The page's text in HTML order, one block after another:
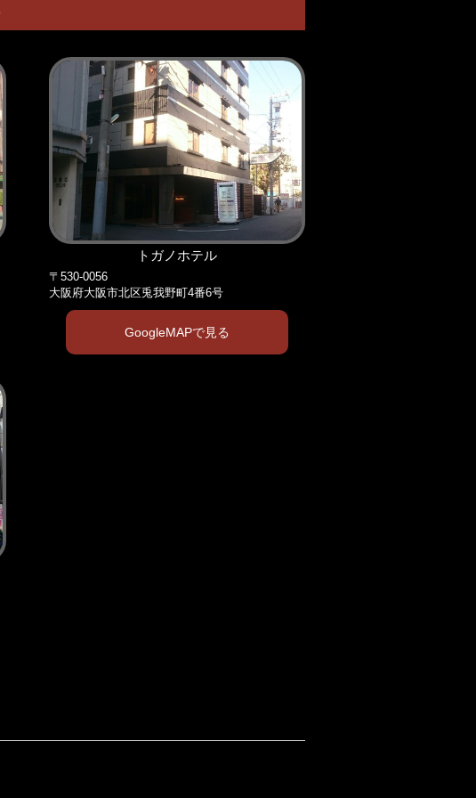
トガノホテル
〒530-0056
大阪府大阪市北区兎我野町4番6号
GoogleMAPで見る